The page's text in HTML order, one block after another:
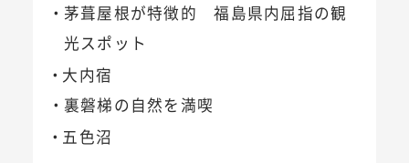
茅葺屋根が特徴的 福島県内屈指の観
光スポット
大内宿
裏磐梯の自然を満喫
五色沼